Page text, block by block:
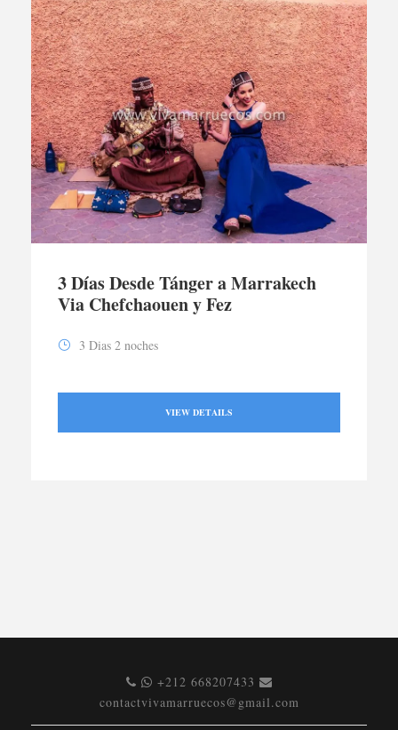
3 Días Desde Tánger a Marrakech
Via Chefchaouen y Fez
3 Dias 2 noches
VIEW DETAILS
+212 668207433
contactvivamarruecos@gmail.com